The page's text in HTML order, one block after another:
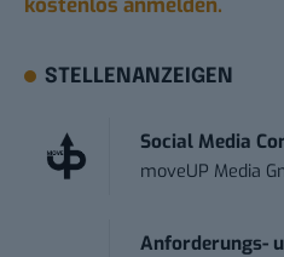
STELLENANZEIGEN
Social Media
moveUP Media
Anforderungs-